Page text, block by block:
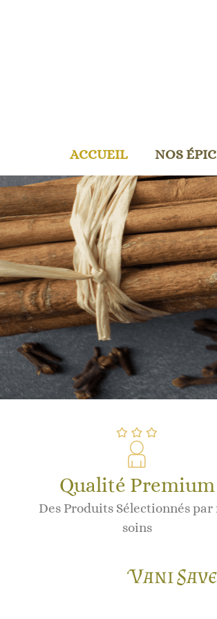
ACCUEIL NOS
Qualité Premium
Des Produits Sélectionnés par
soins
Vani